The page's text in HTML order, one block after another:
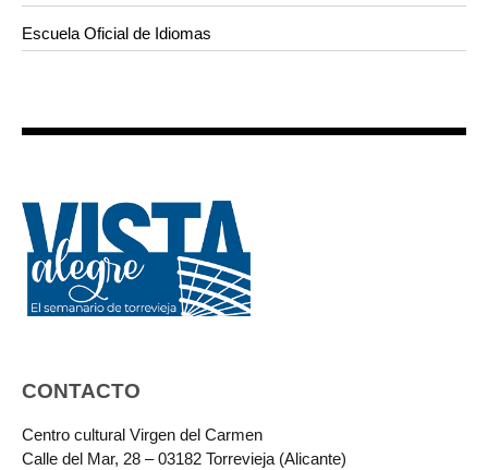
Escuela Oficial de Idiomas
CONTACTO
Centro cultural Virgen del Carmen
Calle del Mar, 28 – 03182 Torrevieja (Alicante)